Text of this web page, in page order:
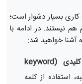
بسیار دشوار است؛
نیستند. در ادامه با
آشنا خواهید شد:
استفاده بیش از اندازه از کلمات کلیدی (keyword
از کلمه